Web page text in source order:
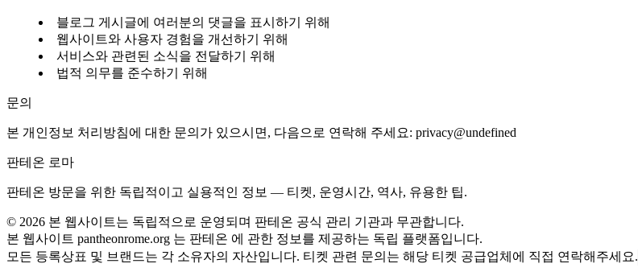
블로그 게시글에 여러분의 댓글을 표시하기 위해
웹사이트와 사용자 경험을 개선하기 위해
서비스와 관련된 소식을 전달하기 위해
법적 의무를 준수하기 위해
문의
본 개인정보 처리방침에 대한 문의가 있으시면, 다음으로 연락해 주세요: privacy@undefined
판테온 로마
판테온 방문을 위한 독립적이고 실용적인 정보 — 티켓, 운영시간, 역사, 유용한 팁.
© 2026 본 웹사이트는 독립적으로 운영되며 판테온 공식 관리 기관과 무관합니다.
본 웹사이트 pantheonrome.org 는 판테온 에 관한 정보를 제공하는 독립 플랫폼입니다.
모든 등록상표 및 브랜드는 각 소유자의 자산입니다. 티켓 관련 문의는 해당 티켓 공급업체에 직접 연락해주세요.